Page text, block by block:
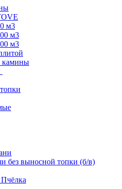
м3
м3
м3
камины
без выносной топки (б/в)